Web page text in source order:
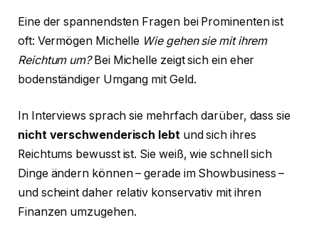
Eine der spannendsten Fragen bei Prominenten ist
oft: Vermögen Michelle Wie gehen sie mit ihrem
Reichtum um?Bei Michelle zeigt sich ein eher
bodenständiger Umgang mit Geld.
In Interviews sprach sie mehrfach darüber, dass sie
nicht verschwenderisch lebtund sich ihres
Reichtums bewusst ist. Sie weiß, wie schnell sich
Dinge ändern können – gerade im Showbusiness –
und scheint daher relativ konservativ mit ihren
Finanzen umzugehen.